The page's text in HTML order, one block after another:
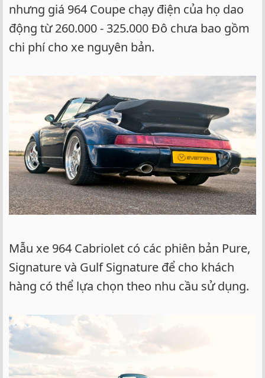
nhưng giá 964 Coupe chạy điện của họ dao
động từ 260.000 - 325.000 Đô chưa bao gồm
chi phí cho xe nguyên bản.
Mẫu xe 964 Cabriolet có các phiên bản Pure,
Signature và Gulf Signature để cho khách
hàng có thể lựa chọn theo nhu cầu sử dụng.